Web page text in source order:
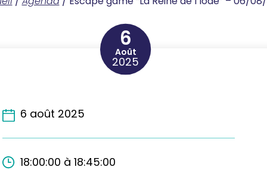
6
Août
2025
6 août 2025
18:00:00 à 18:45:00